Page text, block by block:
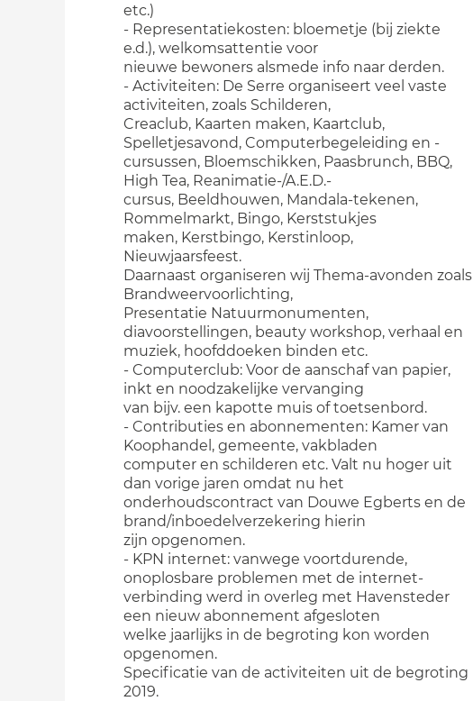
etc.)
- Representatiekosten: bloemetje (bij ziekte
e.d.), welkomsattentie voor
nieuwe bewoners alsmede info naar derden.
- Activiteiten: De Serre organiseert veel vaste
activiteiten, zoals Schilderen,
Creaclub, Kaarten maken, Kaartclub,
Spelletjesavond, Computerbegeleiding en -
cursussen, Bloemschikken, Paasbrunch, BBQ,
High Tea, Reanimatie-/A.E.D.-
cursus, Beeldhouwen, Mandala-tekenen,
Rommelmarkt, Bingo, Kerststukjes
maken, Kerstbingo, Kerstinloop,
Nieuwjaarsfeest.
Daarnaast organiseren wij Thema-avonden zoals
Brandweervoorlichting,
Presentatie Natuurmonumenten,
diavoorstellingen, beauty workshop, verhaal en
muziek, hoofddoeken binden etc.
- Computerclub: Voor de aanschaf van papier,
inkt en noodzakelijke vervanging
van bijv. een kapotte muis of toetsenbord.
- Contributies en abonnementen: Kamer van
Koophandel, gemeente, vakbladen
computer en schilderen etc. Valt nu hoger uit
dan vorige jaren omdat nu het
onderhoudscontract van Douwe Egberts en de
brand/inboedelverzekering hierin
zijn opgenomen.
- KPN internet: vanwege voortdurende,
onoplosbare problemen met de internet-
verbinding werd in overleg met Havensteder
een nieuw abonnement afgesloten
welke jaarlijks in de begroting kon worden
opgenomen.
Specificatie van de activiteiten uit de begroting
2019.